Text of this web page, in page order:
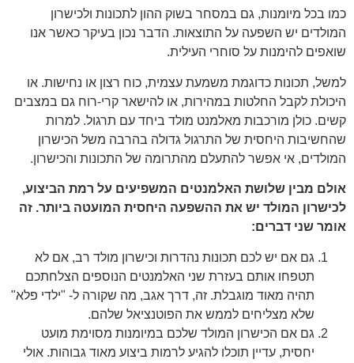
כמו בכל מיומנות, גם במסחר בשוק ההון לתכונות ולכישרון
המולדים יש השפעה על התוצאות. הדבר נכון בעיקר כאשר אנו
שואפים להימנות על סוחרי העילית.
למשל, תכונות כדוגמת משמעת עצמית, כוח רצון או נחישות. או
היכולת לקבל החלטות במהירות, או להישאר קרי-רוח גם במצבים
קשים. כולן מורכבות מאלמנט מולד ביחד עם תרגול. למרות
שהחשיבות היחסית של התרגול גדולה בהרבה משל הכישרון
המולדים, אי אפשר להתעלם מהתרומה של התכונות והכישרון.
אולם מבין שלושת האלמנטים המשפיעים על רמת הביצוע,
לכישרון המולד יש את ההשפעה היחסית המועטה ביותר. זה
אומר שני דברים:
גם אם יש לכם תכונות נהדרות וכישרון מולד רב, אם לא
תטפחו אותם בעזרת שני האלמנטים הנוספים הצלחתכם
תהיה מאוד מוגבלת. זה, דרך אגב, מה שקורה ל- "ילדי פלא"
שלא מצליחים לממש את הפוטנציאל שלהם.
גם אם הכישרון המולד שלכם במיומנות מסוימת מועט
יחסית, עדיין תוכלו להגיע לרמות ביצוע מאוד גבוהות. אולי